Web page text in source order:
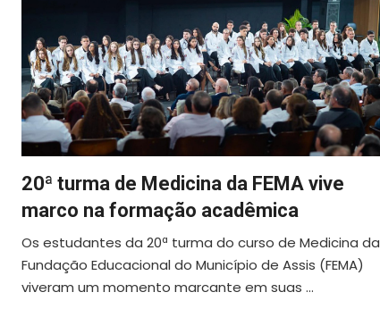
20ª turma de Medicina da FEMA vive
marco na formação acadêmica
Os estudantes da 20ª turma do curso de Medicina da
Fundação Educacional do Município de Assis (FEMA)
viveram um momento marcante em suas ...